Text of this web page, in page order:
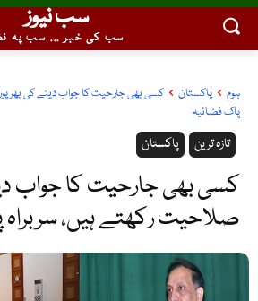
سب نیوز
سب کی خبر ... سب پہ
ہوم پاکستان
کسی بھی جارحیت کا جواب دینے کی
پاک فضائیہ
پاکستان تازہ ترین
کسی بھی جارحیت کا جواب
صلاحیت رکھتے ہیں،